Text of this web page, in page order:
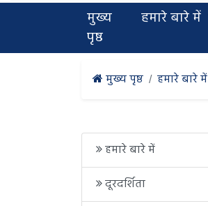
मुख्य
पृष्ठ(current)
हमारे बारे में
मुख्य पृष्ठ हमारे बारे में
हमारे बारे में
दूरदर्शिता